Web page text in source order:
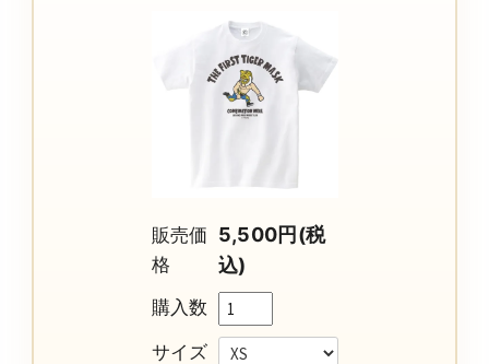
販売価
格
5,500円(税
込)
購入数
サイズ